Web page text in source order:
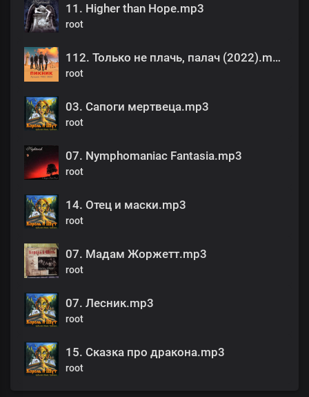
11. Higher than Hope.mp3
root
112. Только не плачь, палач (2022).mp3
root
03. Сапоги мертвеца.mp3
root
07. Nymphomaniac Fantasia.mp3
root
14. Отец и маски.mp3
root
07. Мадам Жоржетт.mp3
root
07. Лесник.mp3
root
15. Сказка про дракона.mp3
root